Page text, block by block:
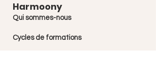
Harmoony
Qui sommes-nous
Cycles de formations